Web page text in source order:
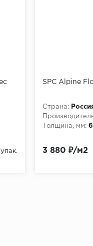
SPC Alpine
Страна:
Толщина, мм: 6
3 880 ₽/м2